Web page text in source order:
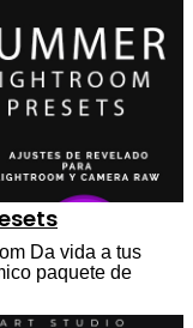
Da vida a tus
paquete de